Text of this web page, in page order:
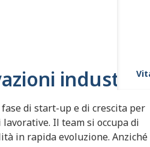
di start-up e di crescita per
Il team si occupa di
in rapida evoluzione. Anziché